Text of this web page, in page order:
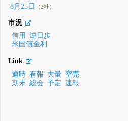
8月25日 （2社）
市況
信用
逆日歩
米国債金利
Link
適時 有報 大量 空売
期末 総会 予定 速報